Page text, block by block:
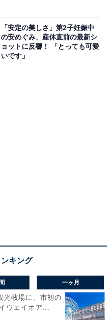
「安定の美しさ」第2子妊娠中
の安めぐみ、産休直前の最新シ
ョットに反響！ 「とっても可愛
いです」
一ヶ月
光牧場に、市初の
ウェイオア...